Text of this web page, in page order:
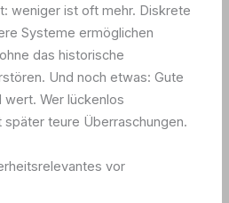
weniger ist oft mehr. Diskrete
Systeme ermöglichen
das historische
Und noch etwas: Gute
wert. Wer lückenlos
teure Überraschungen.
vor